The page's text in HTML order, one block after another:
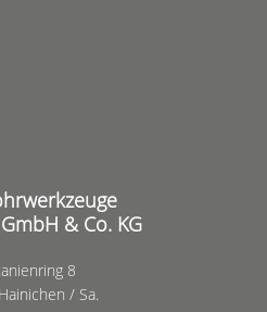
& Co. KG
8
/ Sa.